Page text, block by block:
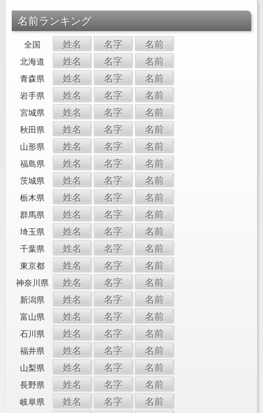
名前ランキング
全国 姓名 名字 名前
北海道 姓名 名字 名前
青森県 姓名 名字 名前
岩手県 姓名 名字 名前
宮城県 姓名 名字 名前
秋田県 姓名 名字 名前
山形県 姓名 名字 名前
福島県 姓名 名字 名前
茨城県 姓名 名字 名前
栃木県 姓名 名字 名前
群馬県 姓名 名字 名前
埼玉県 姓名 名字 名前
千葉県 姓名 名字 名前
東京都 姓名 名字 名前
神奈川県 姓名 名字 名前
新潟県 姓名 名字 名前
富山県 姓名 名字 名前
石川県 姓名 名字 名前
福井県 姓名 名字 名前
山梨県 姓名 名字 名前
長野県 姓名 名字 名前
岐阜県 姓名 名字 名前